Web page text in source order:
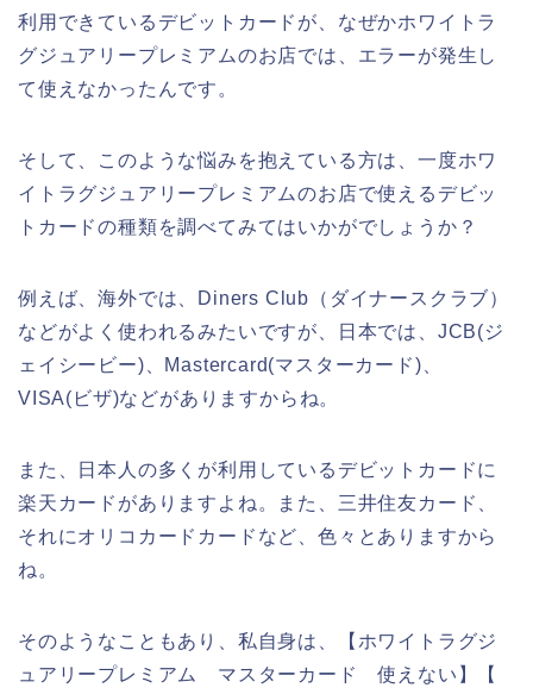
利用できているデビットカードが、なぜかホワイトラ
グジュアリープレミアムのお店では、エラーが発生し
て使えなかったんです。
そして、このような悩みを抱えている方は、一度ホワ
イトラグジュアリープレミアムのお店で使えるデビッ
トカードの種類を調べてみてはいかがでしょうか？
例えば、海外では、Diners Club（ダイナースクラブ）
などがよく使われるみたいですが、日本では、JCB(ジ
ェイシービー)、Mastercard(マスターカード)、
VISA(ビザ)などがありますからね。
また、日本人の多くが利用しているデビットカードに
楽天カードがありますよね。また、三井住友カード、
それにオリコカードカードなど、色々とありますから
ね。
そのようなこともあり、私自身は、【ホワイトラグジ
ュアリープレミアム マスターカード 使えない】【